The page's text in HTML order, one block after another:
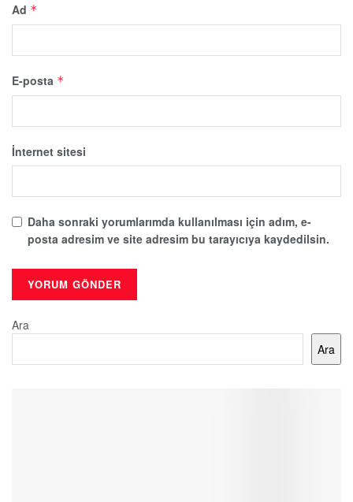
Ad *
E-posta *
İnternet sitesi
Daha sonraki yorumlarımda kullanılması için adım, e-
posta adresim ve site adresim bu tarayıcıya kaydedilsin.
Ara
Ara